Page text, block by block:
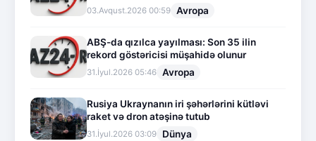
03.Avqust.2026 00:59 Avropa
ABŞ-da qızılca yayılması: Son 35 ilin
rekord göstəricisi müşahidə olunur
31.İyul.2026 05:46 Avropa
Rusiya Ukraynanın iri şəhərlərini kütləvi
raket və dron atəşinə tutub
31.İyul.2026 03:09 Dünya